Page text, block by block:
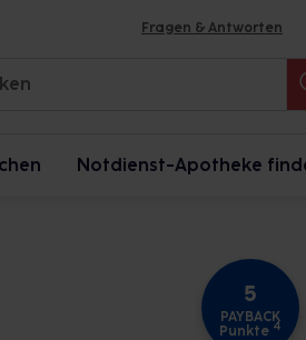
Fragen & Antworten
Notdienst-Apotheke
5
PAYBACK
Punkte 4